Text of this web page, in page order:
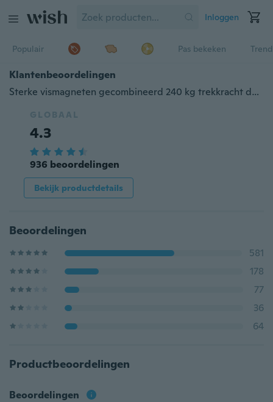
Inloggen
Populair Pas bekeken
Klantenbeoordelingen
Sterke vismagneten gecombineerd 240 kg trekkracht dubbelzijdige ophaalmagneet N52 neodymium magneten met 20 m (66 voet) duurzaam touw, krachtige magneten voor vissen en magnetische herstelberging
GLOBAAL
4.3
936 beoordelingen
Bekijk productdetails
Beoordelingen
581
178
77
36
64
Productbeoordelingen
Beoordelingen